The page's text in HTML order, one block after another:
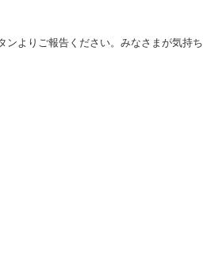
よりご報告ください。みなさまが気持ち